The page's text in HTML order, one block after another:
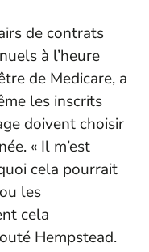
de contrats
à l’heure
de Medicare, a
les inscrits
doivent choisir
« Il m’est
cela pourrait
les
cela
Hempstead.